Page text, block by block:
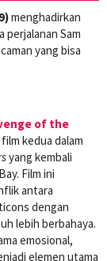
menghadirkan
Sam
yang bisa
of the
kedua dalam
yang kembali
Film ini
antara
dengan
lebih berbahaya.
emosional,
elemen utama